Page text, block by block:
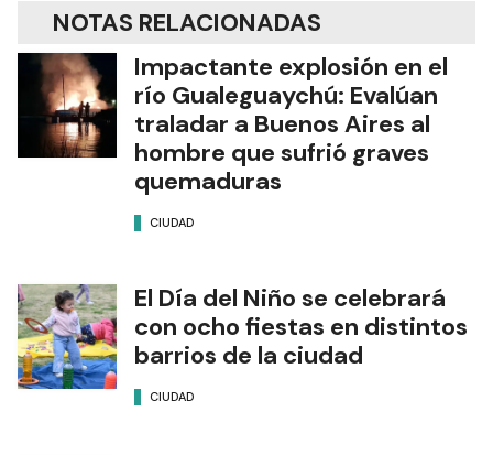
NOTAS RELACIONADAS
Impactante explosión en el
río Gualeguaychú: Evalúan
traladar a Buenos Aires al
hombre que sufrió graves
quemaduras
CIUDAD
El Día del Niño se celebrará
con ocho fiestas en distintos
barrios de la ciudad
CIUDAD